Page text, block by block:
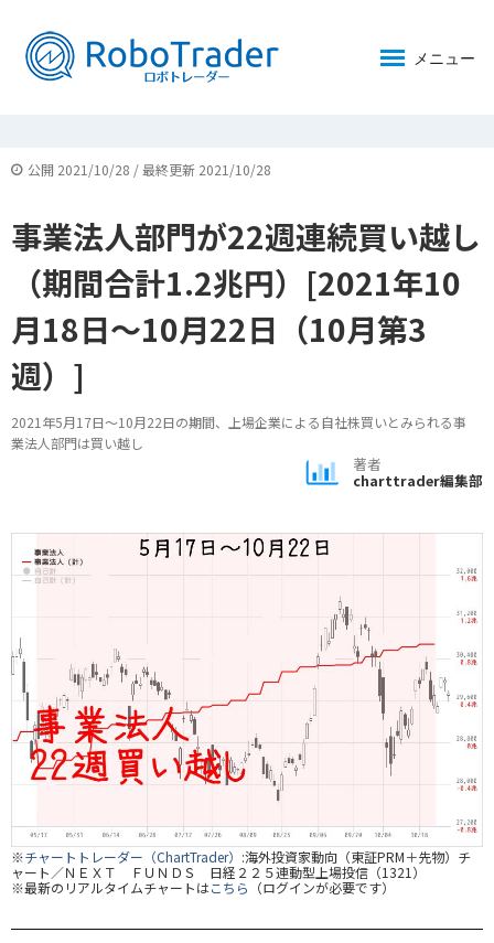
メニュー
公開 2021/10/28 / 最終更新 2021/10/28
事業法人部門が22週連続買い越し
（期間合計1.2兆円）[2021年10
月18日～10月22日（10月第3
週）]
2021年5月17日～10月22日の期間、上場企業による自社株買いとみられる事
業法人部門は買い越し
著者
charttrader編集部
※チャートトレーダー（ChartTrader） :海外投資家動向（東証PRM＋先物）チ
ャート／ＮＥＸＴ ＦＵＮＤＳ 日経２２５連動型上場投信（1321）
※最新のリアルタイムチャートはこちら （ログインが必要です）